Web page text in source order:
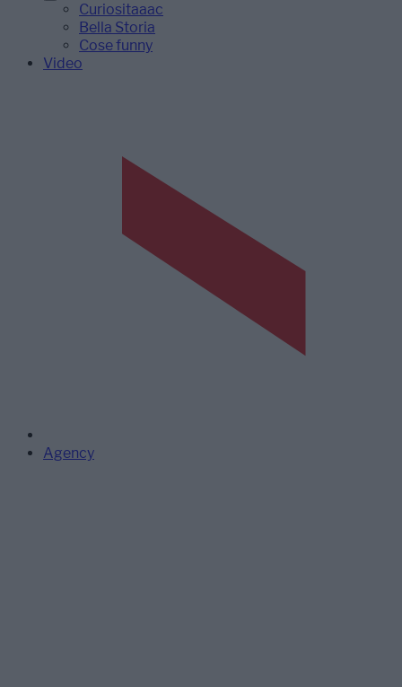
Curiositaaac
Bella Storia
Cose funny
Video
Agency